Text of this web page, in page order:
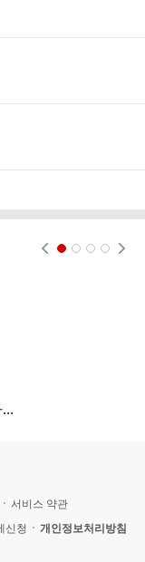
서비스 약관
신청 개인정보처리방침